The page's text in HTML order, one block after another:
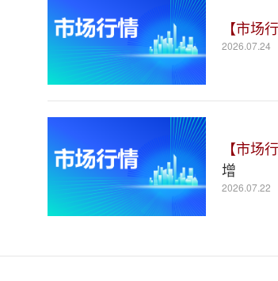
【市场
2026.07.24
【市场
增
2026.07.22